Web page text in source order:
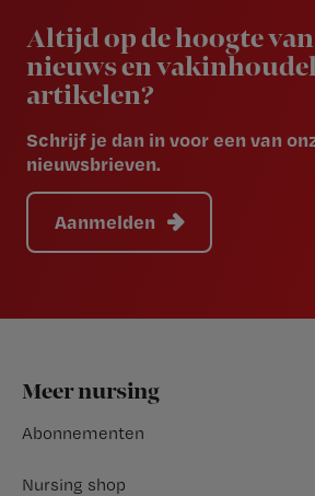
Altijd op de hoogte
nieuws en
artikelen?
Schrijf je dan in voor een van
nieuwsbrieven.
Aanmelden
Footer
Meer nursing
Abonnementen
Nursing shop